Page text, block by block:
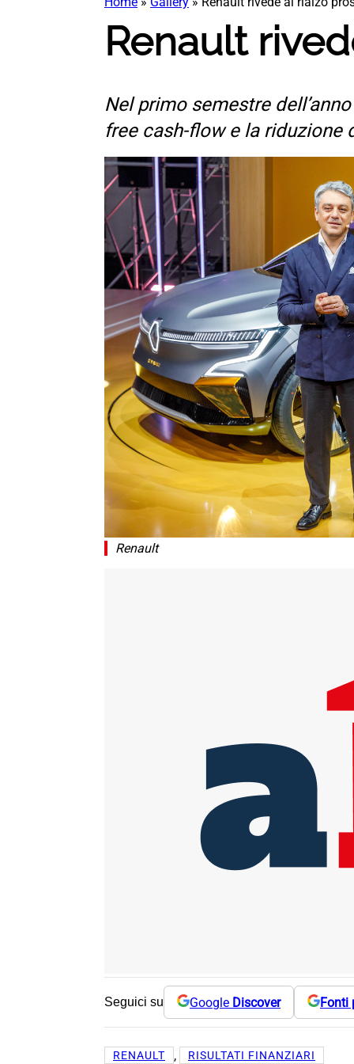
Renault
Nel primo semestre
free cash-flow e la riduzione
Renault
Seguici su Google Discover Fonti
RENAULT , RISULTATI FINANZIARI